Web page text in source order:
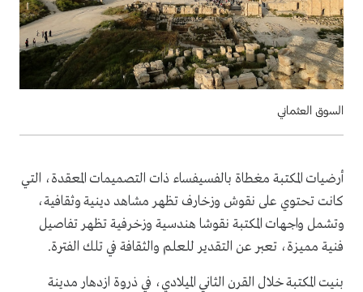
السوق العثماني
أرضيات المكتبة مغطاة بالفسيفساء ذات التصميمات المعقدة، التي
كانت تحتوي على نقوش وزخارف تظهر مشاهد دينية وثقافية،
وتشمل واجهات المكتبة نقوشا هندسية وزخرفية تظهر تفاصيل
فنية مميزة، تعبر عن التقدير للعلم والثقافة في تلك الفترة.
بنيت المكتبة خلال القرن الثاني الميلادي، في ذروة ازدهار مدينة